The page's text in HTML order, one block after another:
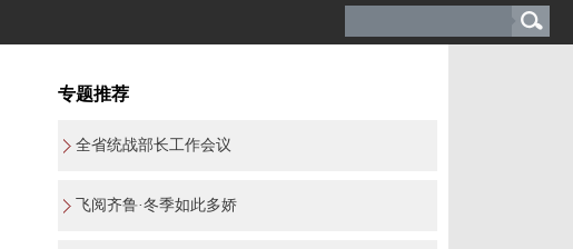
专题推荐
全省统战部长工作会议
飞阅齐鲁·冬季如此多娇